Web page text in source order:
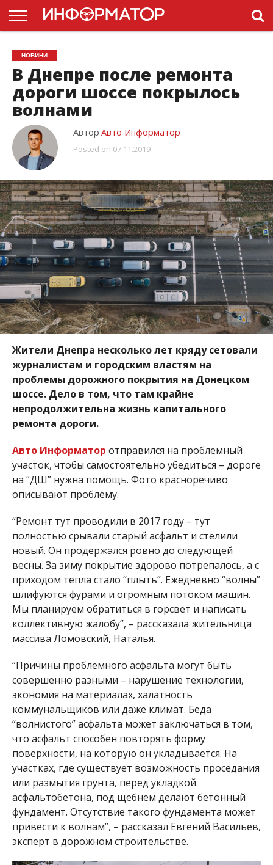
ГОЛОВНА
НОВИНИ
ПДР
УКРАЇНИ
РЕКЛАМА
ПРОЕКТЫ
НОВИНИ
В Днепре после ремонта
дороги шоссе покрылось
волнами
Автор Авто Информатор
Posted on 07.11.2019
Жители Днепра несколько лет кряду сетовали
журналистам и городским властям на
проблемы дорожного покрытия на Донецком
шоссе. Дело в том, что там крайне
непродолжительна жизнь капитального
ремонта дороги.
Авто Информатор отправился на проблемный
участок, чтобы самостоятельно убедиться – дороге
на “ДШ” нужна помощь. Фото красноречиво
описывают проблему.
“Ремонт тут проводили в 2017 году – тут
полностью срывали старый асфальт и стелили
новый. Он продержался ровно до следующей
весны. За зиму покрытие здорово потрепалось, а с
приходом тепла стало “плыть”. Ежедневно “волны”
шлифуются фурами и огромным потоком машин.
Мы планируем обратиться в горсвет и написать
коллективную жалобу”, – рассказала жительница
массива Ломовский, Наталья.
“Причины проблемного асфальта могут быть
совершенно разными – нарушение технологии,
экономия на материалах, халатность
коммунальщиков или даже климат. Беда
“волнистого” асфальта может заключаться в том,
что асфальт способен повторять форму
поверхности, на которую он укладывается. На
участках, где существует возможность проседания
или размытия грунта, перед укладкой
асфальтобетона, под щебнем делают бетонный
фундамент. Отсутствие такого фундамента может
привести к волнам”, – рассказал Евгений Васильев,
эксперт в дорожном строительстве.